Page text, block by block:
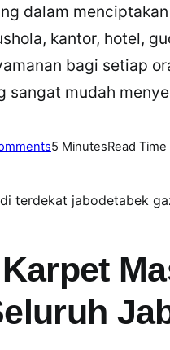
dalam
kantor, hotel,
bagi setiap
sangat mudah
o
a
C
c
5 MinutesRead Time